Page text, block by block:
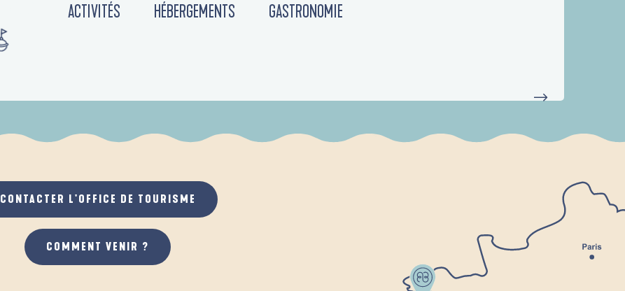
ACTIVITÉS HÉBERGEMENTS GASTRONOMIE
CONTACTER L'OFFICE DE TOURISME
COMMENT VENIR ?